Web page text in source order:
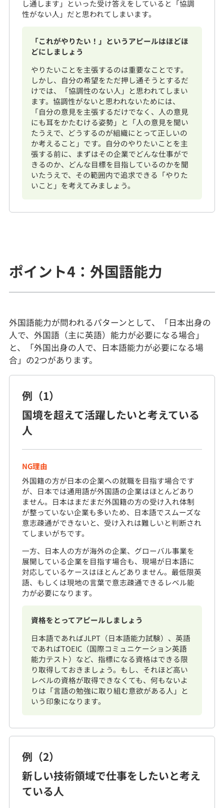
し通します」といった受け答えをしていると「協調
性がない人」だと思われてしまいます。
「これがやりたい！」というアピールはほどほ
どにしましょう
やりたいことを主張するのは重要なことです。
しかし、自分の希望をただ押し通そうとするだ
けでは、「協調性のない人」と思われてしまい
ます。協調性がないと思われないためには、
「自分の意見を主張するだけでなく、人の意見
にも耳をかたむける姿勢」と「人の意見を聞い
たうえで、どうするのが組織にとって正しいの
か考えること」です。自分のやりたいことを主
張する前に、まずはその企業でどんな仕事がで
きるのか、どんな目標を目指しているのかを聞
いたうえで、その範囲内で追求できる「やりた
いこと」を考えてみましょう。
ポイント4：外国語能力
外国語能力が問われるパターンとして、「日本出身の
人で、外国語（主に英語）能力が必要になる場合」
と、「外国出身の人で、日本語能力が必要になる場
合」の2つがあります。
例（1）
国境を超えて活躍したいと考えている
人
NG理由
外国籍の方が日本の企業への就職を目指す場合です
が、日本では通用語が外国語の企業はほとんどあり
ません。日本はまだまだ外国籍の方の受け入れ体制
が整っていない企業も多いため、日本語でスムーズな
意志疎通ができないと、受け入れは難しいと判断され
てしまいがちです。
一方、日本人の方が海外の企業、グローバル事業を
展開している企業を目指す場合も、現場が日本語に
対応しているケースはほとんどありません。最低限英
語、もしくは現地の言葉で意志疎通できるレベル能
力が必要になります。
資格をとってアピールしましょう
日本語であればJLPT（日本語能力試験）、英語
であればTOEIC（国際コミュニケーション英語
能力テスト）など、指標になる資格はできる限
り取得しておきましょう。もし、それほど高い
レベルの資格が取得できなくても、何もないよ
りは「言語の勉強に取り組む意欲がある人」と
いう印象になります。
例（2）
新しい技術領域で仕事をしたいと考え
ている人